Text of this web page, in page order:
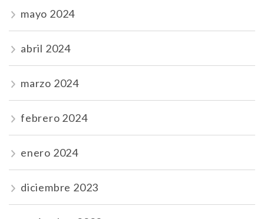
mayo 2024
abril 2024
marzo 2024
febrero 2024
enero 2024
diciembre 2023